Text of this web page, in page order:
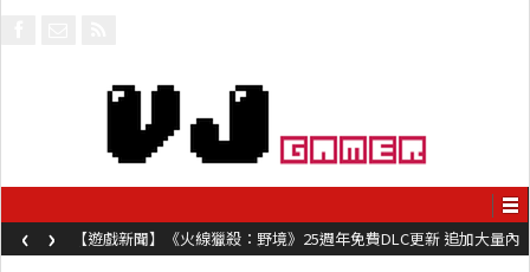
【遊戲新聞】《火線獵殺：野境》25週年免費DLC更新 追加大量內
容同時系舊作限時超平價折扣
‹ ›